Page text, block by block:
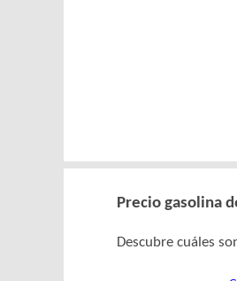
Precio gasolina
Descubre cuáles